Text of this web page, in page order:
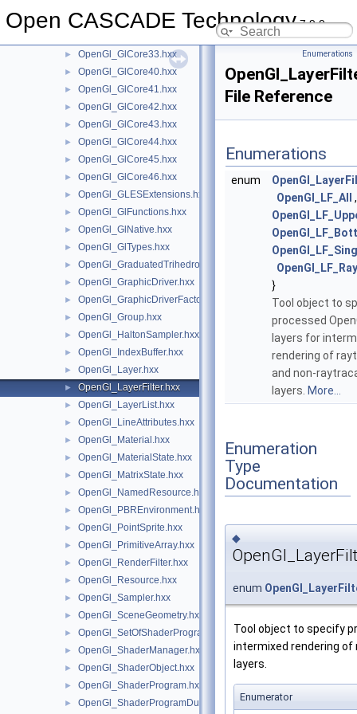
Open CASCADE Technology7.9.0
► OpenGl_GlCore31.hxx
► OpenGl_GlCore33.hxx
► OpenGl_GlCore40.hxx
► OpenGl_GlCore41.hxx
► OpenGl_GlCore42.hxx
► OpenGl_GlCore43.hxx
► OpenGl_GlCore44.hxx
► OpenGl_GlCore45.hxx
► OpenGl_GlCore46.hxx
► OpenGl_GLESExtensions.hxx
► OpenGl_GlFunctions.hxx
► OpenGl_GlNative.hxx
► OpenGl_GlTypes.hxx
► OpenGl_GraduatedTrihedron.hxx
► OpenGl_GraphicDriver.hxx
► OpenGl_GraphicDriverFactory.hxx
► OpenGl_Group.hxx
► OpenGl_HaltonSampler.hxx
► OpenGl_IndexBuffer.hxx
► OpenGl_Layer.hxx
► OpenGl_LayerFilter.hxx
► OpenGl_LayerList.hxx
► OpenGl_LineAttributes.hxx
► OpenGl_Material.hxx
► OpenGl_MaterialState.hxx
► OpenGl_MatrixState.hxx
► OpenGl_NamedResource.hxx
► OpenGl_PBREnvironment.hxx
► OpenGl_PointSprite.hxx
► OpenGl_PrimitiveArray.hxx
► OpenGl_RenderFilter.hxx
► OpenGl_Resource.hxx
► OpenGl_Sampler.hxx
► OpenGl_SceneGeometry.hxx
► OpenGl_SetOfShaderPrograms.hxx
► OpenGl_ShaderManager.hxx
► OpenGl_ShaderObject.hxx
► OpenGl_ShaderProgram.hxx
► OpenGl_ShaderProgramDumpLevel.hxx
Enumerations
File Reference
Enumerations
enum
OpenGl_LF_All
,
}
Tool object to
processed
layers for
rendering of
and non-
layers. More...
Enumeration
Type
Documentation
◆
enum
Tool object to specify
intermixed rendering
layers.
Enumerator